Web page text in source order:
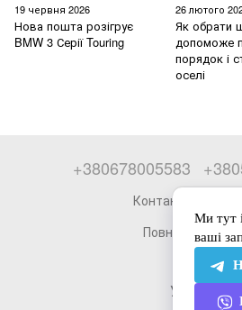
19 червня 2026
Нова пошта розігрує
BMW 3 Серії Touring
26 лютого
Як обрати
допоможе
порядок і
оселі
+380678005583
Контактна
Повна версія
© 2026
Укр Рус